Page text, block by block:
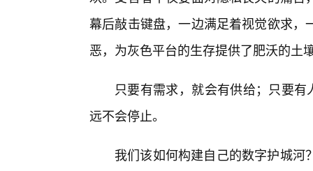
幕后敲击键盘，一边满足着视觉欲求
恶，为灰色平台的生存提供了肥沃的土
只要有需求，就会有供给；只要
远不会停止。
我们该如何构建自己的数字护城